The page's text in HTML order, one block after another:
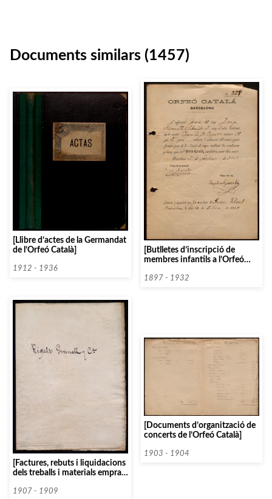
Documents similars (1457)
[Llibre d’actes de la Germandat
de l’Orfeó Català]
1912 - 1936
[Butlletes d’inscripció de
membres infantils a l’Orfeó
1897 - 1932
[Factures, rebuts i liquidacions
dels treballs i materials emprats
Rigalt Granell i Cia, per a la
1907 - 1909
[Documents d’organització de
concerts de l’Orfeó Català]
1903 - 1904